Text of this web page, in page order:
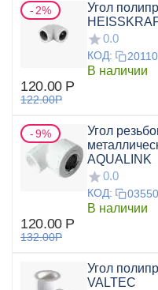
2%
Угол
0.0
КОД:
В наличии
120.00 Р
122.00Р
9%
Угол
AQUALINK
0.0
КОД: 03550
В наличии
120.00 Р
132.00Р
Угол
VALTEC